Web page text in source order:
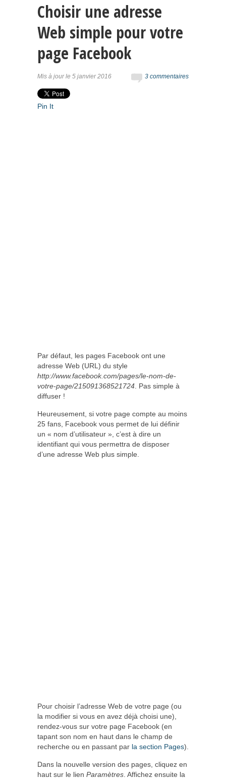
Choisir une adresse
Web simple pour votre
page Facebook
3 commentaires
Mis à jour le 5 janvier 2016
Pin It
Par défaut, les pages Facebook ont une
adresse Web (URL) du style
http://www.facebook.com/pages/le-nom-de-
votre-page/215091368521724 . Pas simple à
diffuser !
Heureusement, si votre page compte au moins
25 fans, Facebook vous permet de lui définir
un « nom d’utilisateur », c’est à dire un
identifiant qui vous permettra de disposer
d’une adresse Web plus simple.
Pour choisir l’adresse Web de votre page (ou
la modifier si vous en avez déjà choisi une),
rendez-vous sur votre page Facebook (en
tapant son nom en haut dans le champ de
recherche ou en passant par la section Pages).
Dans la nouvelle version des pages, cliquez en
haut sur le lien Paramètres . Affichez ensuite la